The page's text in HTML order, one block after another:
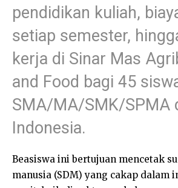
pendidikan kuliah,
setiap semester,
kerja di Sinar Mas
and Food bagi 45
SMA/MA/SMK/SPMA
Indonesia.
Beasiswa ini bertujuan mencetak
manusia (SDM) yang cakap dalam